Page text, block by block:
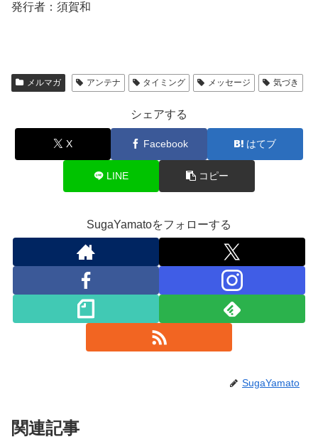
発行者：須賀和
メルマガ アンテナ タイミング メッセージ 気づき
シェアする
X Facebook はてブ
LINE コピー
SugaYamatoをフォローする
SugaYamato
関連記事